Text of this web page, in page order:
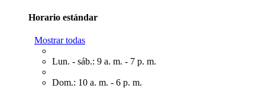
Horario estándar
Mostrar todas
Lun. - sáb.: 9 a. m. - 7 p. m.
Dom.: 10 a. m. - 6 p. m.